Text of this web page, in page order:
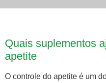
Quais suplementos
apetite
O controle do apetite é um